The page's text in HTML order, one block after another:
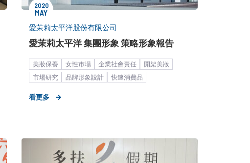
2020
MAY
愛茉莉太平洋股份有限公司
愛茉莉太平洋 集團形象 策略形象報告
美妝保養 女性市場 企業社會責任
開架美妝
市場研究
品牌形象設計
快速消費品
中大型企業
看更多